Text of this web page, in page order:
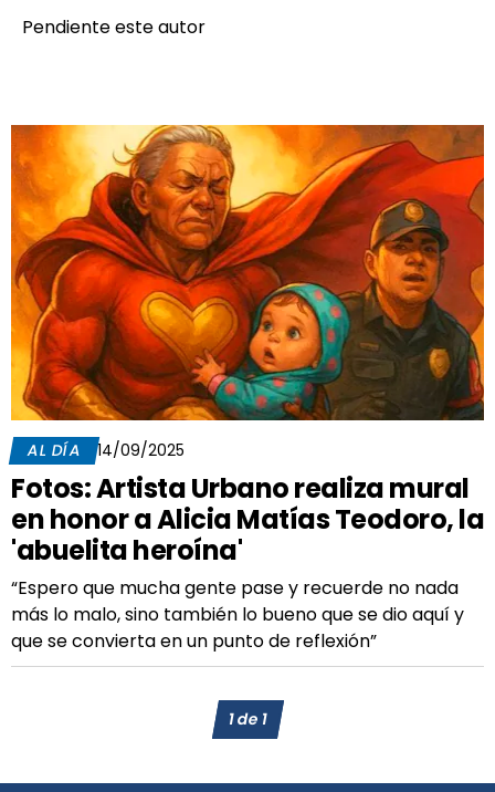
Pendiente este autor
AL DÍA 14/09/2025
Fotos: Artista Urbano realiza mural
en honor a Alicia Matías Teodoro, la
'abuelita heroína'
“Espero que mucha gente pase y recuerde no nada
más lo malo, sino también lo bueno que se dio aquí y
que se convierta en un punto de reflexión”
1de1